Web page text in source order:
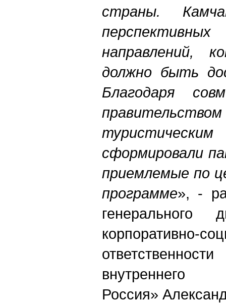
страны.
направлений,
должно быть
Благодаря
сформировали
приемлемые по
программе», -
корпоративно-
Россия»